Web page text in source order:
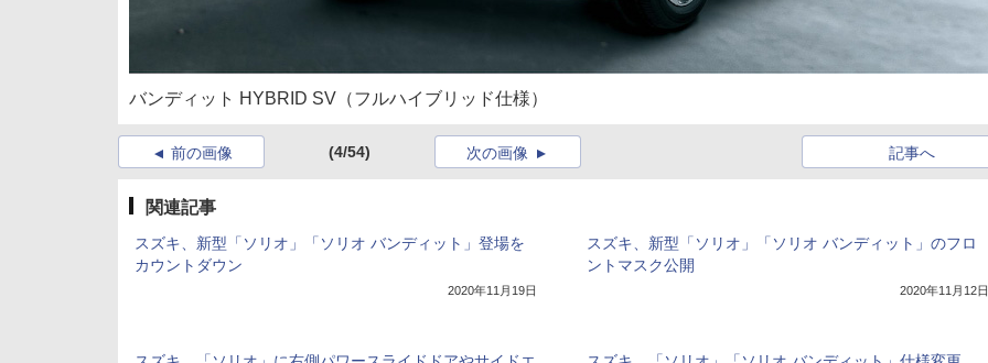
バンディット HYBRID SV（フルハイブリッド仕様）
前の画像 (4/54) 記事へ
次の画像
関連記事
スズキ、新型「ソリオ」「ソリオ バンディット」登場を
カウントダウン
2020年11月19日
スズキ、新型「ソリオ」「ソリオ バンディット」のフロ
ントマスク公開
2020年11月12日